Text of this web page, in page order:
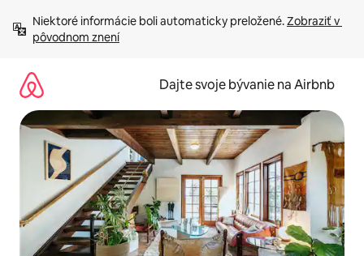
obsah.
Niektoré informácie boli automaticky preložené. Zobraziť v
pôvodnom znení
Dajte svoje bývanie na Airbnb